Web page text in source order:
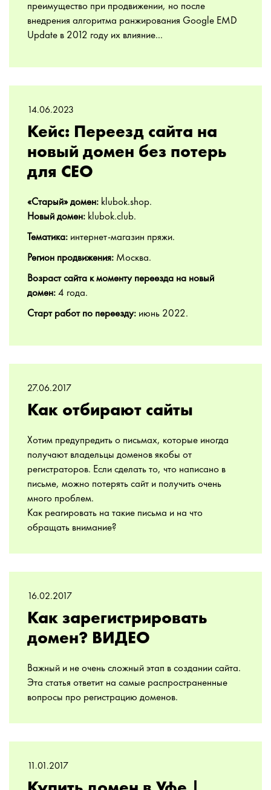
преимущество при продвижении, но после
внедрения алгоритма ранжирования Google EMD
Update в 2012 году их влияние...
14.06.2023
Кейс: Переезд сайта на
новый домен без потерь
для СЕО
«Старый» домен: klubok.shop.
Новый домен: klubok.club.
Тематика: интернет-магазин пряжи.
Регион продвижения: Москва.
Возраст сайта к моменту переезда на новый
домен: 4 года.
Старт работ по переезду: июнь 2022.
27.06.2017
Как отбирают сайты
Хотим предупредить о письмах, которые иногда
получают владельцы доменов якобы от
регистраторов. Если сделать то, что написано в
письме, можно потерять сайт и получить очень
много проблем.
Как реагировать на такие письма и на что
обращать внимание?
16.02.2017
Как зарегистрировать
домен? ВИДЕО
Важный и не очень сложный этап в создании сайта.
Эта статья ответит на самые распространенные
вопросы про регистрацию доменов.
11.01.2017